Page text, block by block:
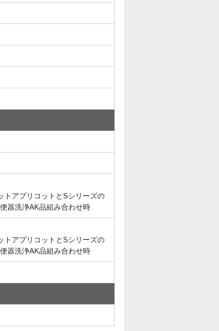
トアプリコットとSシリーズの
器洗浄AK品組み合わせ時
トアプリコットとSシリーズの
器洗浄AK品組み合わせ時